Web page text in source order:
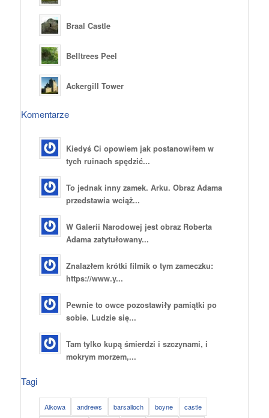
Braal Castle
Belltrees Peel
Ackergill Tower
Komentarze
Kiedyś Ci opowiem jak postanowiłem w
tych ruinach spędzić...
To jednak inny zamek. Arku. Obraz Adama
przedstawia wciąż...
W Galerii Narodowej jest obraz Roberta
Adama zatytułowany...
Znalazłem krótki filmik o tym zameczku:
https://www.y...
Pewnie to owce pozostawiły pamiątki po
sobie. Ludzie się...
Tam tylko kupą śmierdzi i szczynami, i
mokrym morzem,...
Tagi
Alkowa andrews barsalloch boyne castle